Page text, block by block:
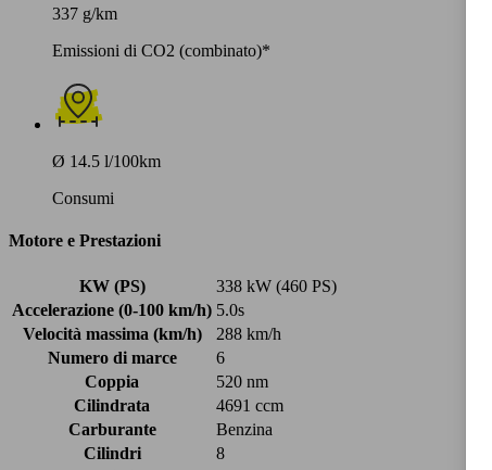
337 g/km
Emissioni di CO2 (combinato)*
Ø 14.5 l/100km
Consumi
Motore e Prestazioni
KW (PS)
338 kW (460 PS)
Accelerazione (0-100 km/h) 5.0s
Velocità massima (km/h)
288 km/h
Numero di marce
6
Coppia
520 nm
Cilindrata
4691 ccm
Carburante
Benzina
Cilindri
8